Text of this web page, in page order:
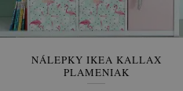
NÁLEPKY IKEA KALLAX
PLAMENIAK